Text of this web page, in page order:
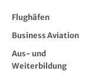
Flughäfen
Business Aviation
Aus- und
Weiterbildung